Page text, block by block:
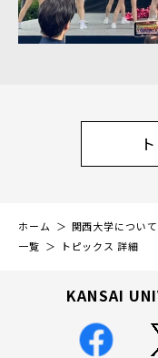
ホーム 関西大学について
一覧
トピックス 詳細
KANSAI